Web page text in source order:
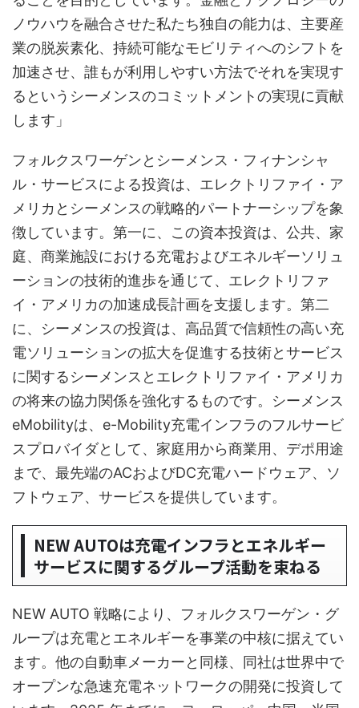
ノウハウを融合させた私たち独自の能力は、主要産
業の脱炭素化、持続可能なモビリティへのシフトを
加速させ、誰もが利用しやすい方法でそれを実現す
るというシーメンスのコミットメントの実現に貢献
します」
フォルクスワーゲンとシーメンス・フィナンシャ
ル・サービスによる投資は、エレクトリファイ・ア
メリカとシーメンスの戦略的パートナーシップを象
徴しています。第一に、この資本投資は、公共、家
庭、商業施設における充電およびエネルギーソリュ
ーションの技術的進歩を通じて、エレクトリファ
イ・アメリカの加速成長計画を支援します。第二
に、シーメンスの投資は、高品質で信頼性の高い充
電ソリューションの拡大を促進する技術とサービス
に関するシーメンスとエレクトリファイ・アメリカ
の将来の協力関係を強化するものです。シーメンス
eMobilityは、e-Mobility充電インフラのフルサービ
スプロバイダとして、家庭用から商業用、デポ用途
まで、最先端のACおよびDC充電ハードウェア、ソ
フトウェア、サービスを提供しています。
NEW AUTOは充電インフラとエネルギー
サービスに関するグループ活動を束ねる
NEW AUTO 戦略により、フォルクスワーゲン・グ
ループは充電とエネルギーを事業の中核に据えてい
ます。他の自動車メーカーと同様、同社は世界中で
オープンな急速充電ネットワークの開発に投資して